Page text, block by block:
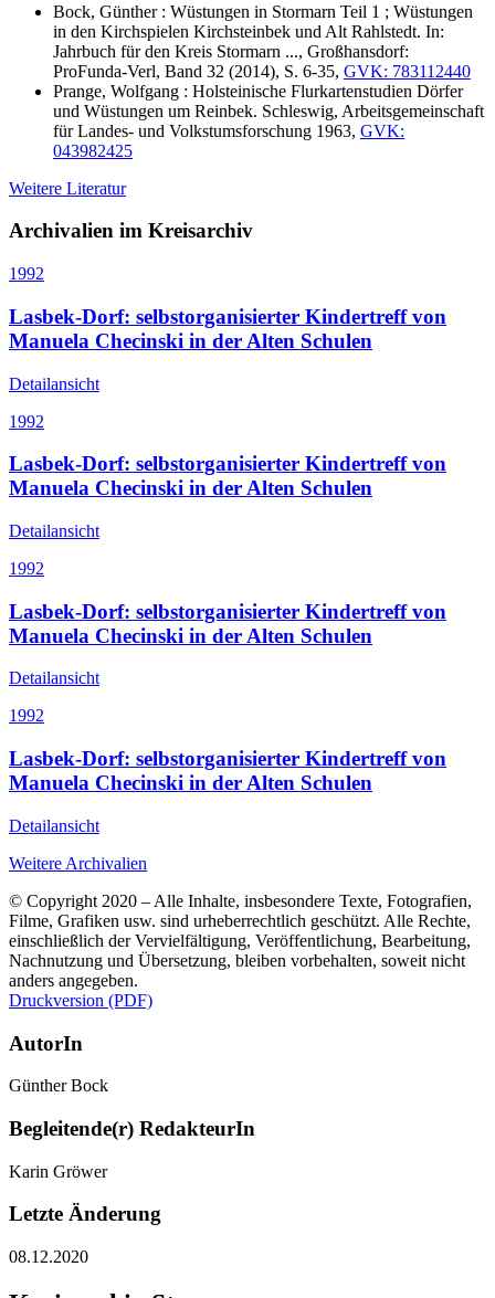
Bock, Günther : Wüstungen in Stormarn Teil 1 ; Wüstungen
in den Kirchspielen Kirchsteinbek und Alt Rahlstedt. In:
Jahrbuch für den Kreis Stormarn ..., Großhansdorf:
ProFunda-Verl, Band 32 (2014), S. 6-35, GVK: 783112440
Prange, Wolfgang : Holsteinische Flurkartenstudien Dörfer
und Wüstungen um Reinbek. Schleswig, Arbeitsgemeinschaft
für Landes- und Volkstumsforschung 1963, GVK:
043982425
Weitere Literatur
Archivalien im Kreisarchiv
1992
Lasbek-Dorf: selbstorganisierter Kindertreff von
Manuela Checinski in der Alten Schulen
Detailansicht
1992
Lasbek-Dorf: selbstorganisierter Kindertreff von
Manuela Checinski in der Alten Schulen
Detailansicht
1992
Lasbek-Dorf: selbstorganisierter Kindertreff von
Manuela Checinski in der Alten Schulen
Detailansicht
1992
Lasbek-Dorf: selbstorganisierter Kindertreff von
Manuela Checinski in der Alten Schulen
Detailansicht
Weitere Archivalien
© Copyright 2020 – Alle Inhalte, insbesondere Texte, Fotografien,
Filme, Grafiken usw. sind urheberrechtlich geschützt. Alle Rechte,
einschließlich der Vervielfältigung, Veröffentlichung, Bearbeitung,
Nachnutzung und Übersetzung, bleiben vorbehalten, soweit nicht
anders angegeben.
Druckversion (PDF)
AutorIn
Günther Bock
Begleitende(r) RedakteurIn
Karin Gröwer
Letzte Änderung
08.12.2020